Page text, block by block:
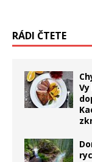
RÁDI ČTETE